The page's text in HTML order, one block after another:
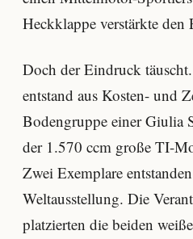
Heckklappe verstärkte den
Doch der Eindruck
entstand aus Kosten- und
Bodengruppe einer Giulia
der 1.570 ccm große TI-
Zwei Exemplare
Weltausstellung. Die
platzierten die beiden